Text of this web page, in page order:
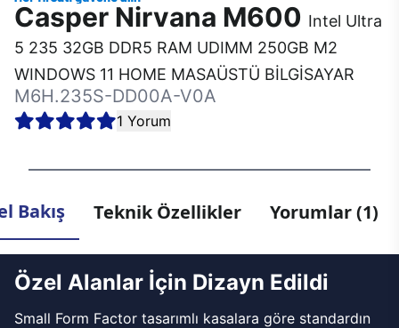
Casper Nirvana M600 Intel Ultra
5 235 32GB DDR5 RAM UDIMM 250GB M2
WINDOWS 11 HOME MASAÜSTÜ BİLGİSAYAR
M6H.235S-DD00A-V0A
1 Yorum
Bakış Teknik Özellikler Yorumlar (1)
Özel Alanlar İçin Dizayn Edildi
Small Form Factor tasarımlı kasalara göre standardın